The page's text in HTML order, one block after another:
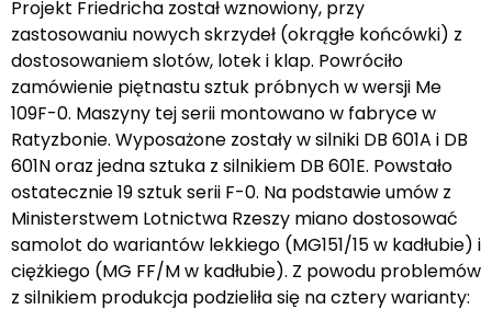
Projekt Friedricha został wznowiony, przy
zastosowaniu nowych skrzydeł (okrągłe końcówki) z
dostosowaniem slotów, lotek i klap. Powróciło
zamówienie piętnastu sztuk próbnych w wersji Me
109F-0. Maszyny tej serii montowano w fabryce w
Ratyzbonie. Wyposażone zostały w silniki DB 601A i DB
601N oraz jedna sztuka z silnikiem DB 601E. Powstało
ostatecznie 19 sztuk serii F-0. Na podstawie umów z
Ministerstwem Lotnictwa Rzeszy miano dostosować
samolot do wariantów lekkiego (MG151/15 w kadłubie) i
ciężkiego (MG FF/M w kadłubie). Z powodu problemów
z silnikiem produkcja podzieliła się na cztery warianty: